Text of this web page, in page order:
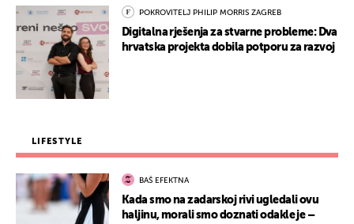
POKROVITELJ PHILIP MORRIS ZAGREB
Digitalna rješenja za stvarne probleme: Dva
hrvatska projekta dobila potporu za razvoj
LIFESTYLE
BAŠ EFEKTNA
Kada smo na zadarskoj rivi ugledali ovu
haljinu, morali smo doznati odakle je –